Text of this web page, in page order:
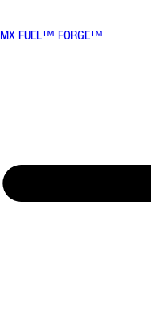
MX FUEL™ FORGE™